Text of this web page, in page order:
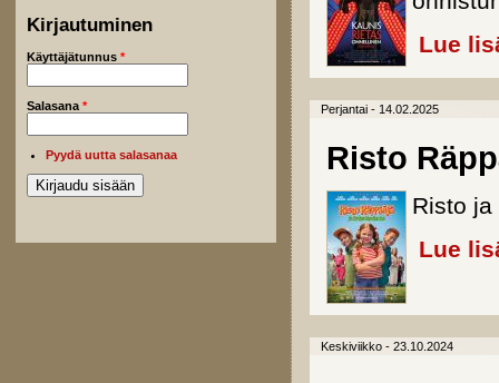
Kirjautuminen
Käyttäjätunnus *
Salasana *
Pyydä uutta salasanaa
Lue
Perjantai - 14.02.2025
Risto
Risto
Lue
Keskiviikko - 23.10.2024